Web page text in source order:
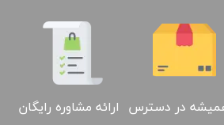
در دسترس ارائه مشاوره رایگان